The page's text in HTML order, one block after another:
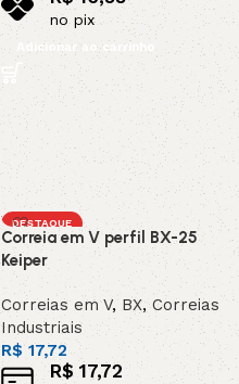
no pix
Adicionar ao carrinho
DESTAQUE
Correia em V perfil BX-25
Keiper
Correias em V, BX,Correias
Industriais
R$17,72
R$ 17,72